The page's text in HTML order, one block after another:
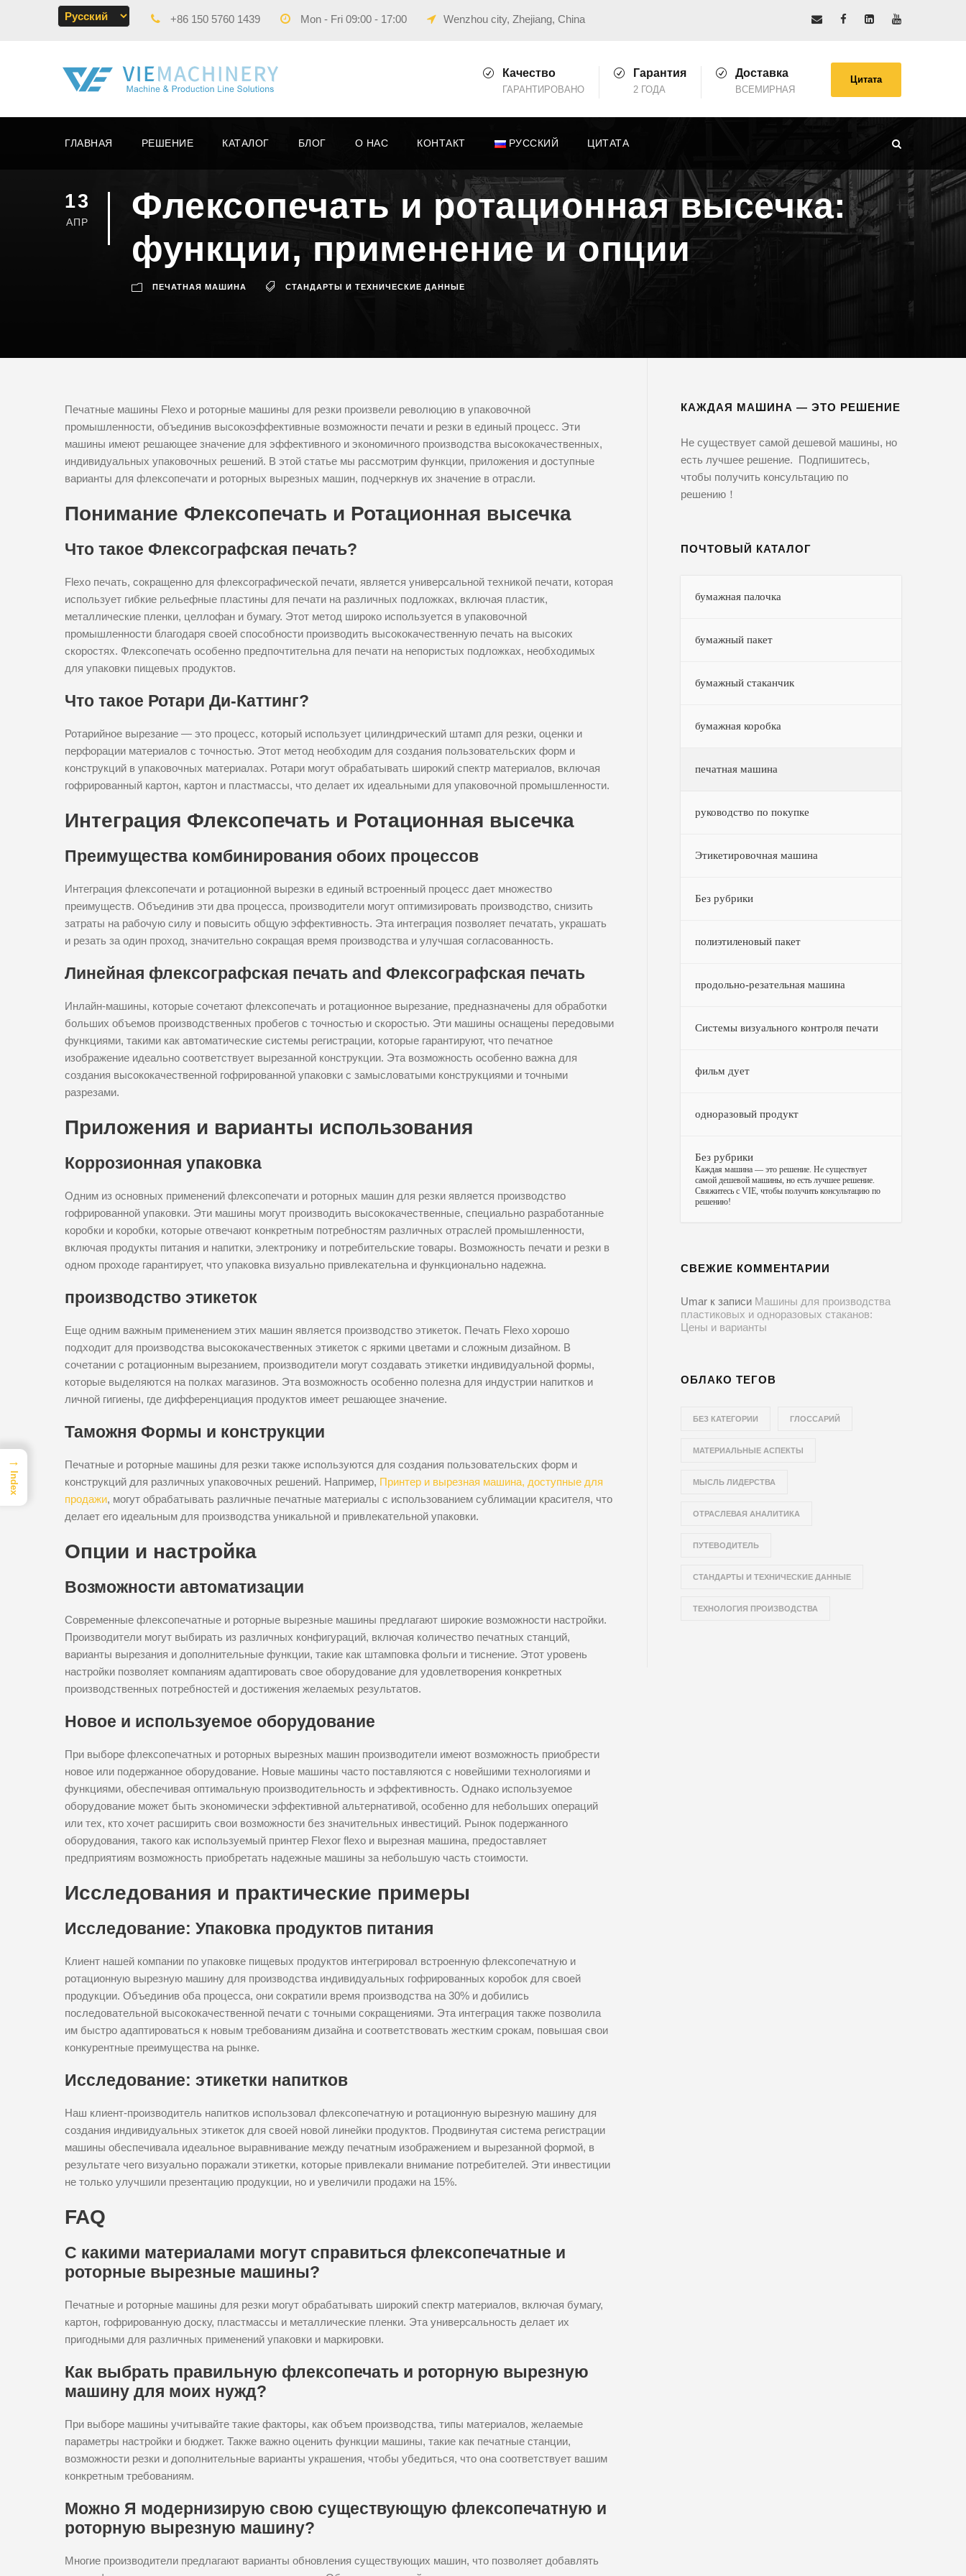
+86 150 5760 1439 Mon - Fri 09:00 - 17:00 Wenzhou city, Zhejiang, China
Качество
ГАРАНТИРОВАНО
Гарантия
2 ГОДА
Доставка
ВСЕМИРНАЯ
Цитата
ГЛАВНАЯ РЕШЕНИЕ КАТАЛОГ БЛОГ О НАС КОНТАКТ РУССКИЙ ЦИТАТА
13
АПР
Флексопечать и ротационная высечка:
функции, применение и опции
ПЕЧАТНАЯ МАШИНА СТАНДАРТЫ И ТЕХНИЧЕСКИЕ ДАННЫЕ
Печатные машины Flexo и роторные машины для резки произвели революцию в упаковочной
промышленности, объединив высокоэффективные возможности печати и резки в единый процесс. Эти
машины имеют решающее значение для эффективного и экономичного производства высококачественных,
индивидуальных упаковочных решений. В этой статье мы рассмотрим функции, приложения и доступные
варианты для флексопечати и роторных вырезных машин, подчеркнув их значение в отрасли.
Понимание Флексопечать и Ротационная высечка
Что такое Флексографская печать?
Flexo печать, сокращенно для флексографической печати, является универсальной техникой печати, которая
использует гибкие рельефные пластины для печати на различных подложках, включая пластик,
металлические пленки, целлофан и бумагу. Этот метод широко используется в упаковочной
промышленности благодаря своей способности производить высококачественную печать на высоких
скоростях. Флексопечать особенно предпочтительна для печати на непористых подложках, необходимых
для упаковки пищевых продуктов.
Что такое Ротари Ди-Каттинг?
Ротарийное вырезание — это процесс, который использует цилиндрический штамп для резки, оценки и
перфорации материалов с точностью. Этот метод необходим для создания пользовательских форм и
конструкций в упаковочных материалах. Ротари могут обрабатывать широкий спектр материалов, включая
гофрированный картон, картон и пластмассы, что делает их идеальными для упаковочной промышленности.
Интеграция Флексопечать и Ротационная высечка
Преимущества комбинирования обоих процессов
Интеграция флексопечати и ротационной вырезки в единый встроенный процесс дает множество
преимуществ. Объединив эти два процесса, производители могут оптимизировать производство, снизить
затраты на рабочую силу и повысить общую эффективность. Эта интеграция позволяет печатать, украшать
и резать за один проход, значительно сокращая время производства и улучшая согласованность.
Линейная флексографская печать and Флексографская печать
Инлайн-машины, которые сочетают флексопечать и ротационное вырезание, предназначены для обработки
больших объемов производственных пробегов с точностью и скоростью. Эти машины оснащены передовыми
функциями, такими как автоматические системы регистрации, которые гарантируют, что печатное
изображение идеально соответствует вырезанной конструкции. Эта возможность особенно важна для
создания высококачественной гофрированной упаковки с замысловатыми конструкциями и точными
разрезами.
Приложения и варианты использования
Коррозионная упаковка
Одним из основных применений флексопечати и роторных машин для резки является производство
гофрированной упаковки. Эти машины могут производить высококачественные, специально разработанные
коробки и коробки, которые отвечают конкретным потребностям различных отраслей промышленности,
включая продукты питания и напитки, электронику и потребительские товары. Возможность печати и резки в
одном проходе гарантирует, что упаковка визуально привлекательна и функционально надежна.
производство этикеток
Еще одним важным применением этих машин является производство этикеток. Печать Flexo хорошо
подходит для производства высококачественных этикеток с яркими цветами и сложным дизайном. В
сочетании с ротационным вырезанием, производители могут создавать этикетки индивидуальной формы,
которые выделяются на полках магазинов. Эта возможность особенно полезна для индустрии напитков и
личной гигиены, где дифференциация продуктов имеет решающее значение.
Таможня Формы и конструкции
Печатные и роторные машины для резки также используются для создания пользовательских форм и
конструкций для различных упаковочных решений. Например, Принтер и вырезная машина, доступные для
продажи, могут обрабатывать различные печатные материалы с использованием сублимации красителя, что
делает его идеальным для производства уникальной и привлекательной упаковки.
Опции и настройка
Возможности автоматизации
Современные флексопечатные и роторные вырезные машины предлагают широкие возможности настройки.
Производители могут выбирать из различных конфигураций, включая количество печатных станций,
варианты вырезания и дополнительные функции, такие как штамповка фольги и тиснение. Этот уровень
настройки позволяет компаниям адаптировать свое оборудование для удовлетворения конкретных
производственных потребностей и достижения желаемых результатов.
Новое и используемое оборудование
При выборе флексопечатных и роторных вырезных машин производители имеют возможность приобрести
новое или подержанное оборудование. Новые машины часто поставляются с новейшими технологиями и
функциями, обеспечивая оптимальную производительность и эффективность. Однако используемое
оборудование может быть экономически эффективной альтернативой, особенно для небольших операций
или тех, кто хочет расширить свои возможности без значительных инвестиций. Рынок подержанного
оборудования, такого как используемый принтер Flexor flexo и вырезная машина, предоставляет
предприятиям возможность приобретать надежные машины за небольшую часть стоимости.
Исследования и практические примеры
Исследование: Упаковка продуктов питания
Клиент нашей компании по упаковке пищевых продуктов интегрировал встроенную флексопечатную и
ротационную вырезную машину для производства индивидуальных гофрированных коробок для своей
продукции. Объединив оба процесса, они сократили время производства на 30% и добились
последовательной высококачественной печати с точными сокращениями. Эта интеграция также позволила
им быстро адаптироваться к новым требованиям дизайна и соответствовать жестким срокам, повышая свои
конкурентные преимущества на рынке.
Исследование: этикетки напитков
Наш клиент-производитель напитков использовал флексопечатную и ротационную вырезную машину для
создания индивидуальных этикеток для своей новой линейки продуктов. Продвинутая система регистрации
машины обеспечивала идеальное выравнивание между печатным изображением и вырезанной формой, в
результате чего визуально поражали этикетки, которые привлекали внимание потребителей. Эти инвестиции
не только улучшили презентацию продукции, но и увеличили продажи на 15%.
FAQ
С какими материалами могут справиться флексопечатные и
роторные вырезные машины?
Печатные и роторные машины для резки могут обрабатывать широкий спектр материалов, включая бумагу,
картон, гофрированную доску, пластмассы и металлические пленки. Эта универсальность делает их
пригодными для различных применений упаковки и маркировки.
Как выбрать правильную флексопечать и роторную вырезную
машину для моих нужд?
При выборе машины учитывайте такие факторы, как объем производства, типы материалов, желаемые
параметры настройки и бюджет. Также важно оценить функции машины, такие как печатные станции,
возможности резки и дополнительные варианты украшения, чтобы убедиться, что она соответствует вашим
конкретным требованиям.
Можно Я модернизирую свою существующую флексопечатную и
роторную вырезную машину?
Многие производители предлагают варианты обновления существующих машин, что позволяет добавлять
КАЖДАЯ МАШИНА — ЭТО РЕШЕНИЕ
Не существует самой дешевой машины, но
есть лучшее решение. Подпишитесь,
чтобы получить консультацию по
решению！
ПОЧТОВЫЙ КАТАЛОГ
бумажная палочка
бумажный пакет
бумажный стаканчик
бумажная коробка
печатная машина
руководство по покупке
Этикетировочная машина
Без рубрики
полиэтиленовый пакет
продольно-резательная машина
Системы визуального контроля печати
фильм дует
одноразовый продукт
Без рубрики
–
Каждая машина — это решение. Не существует
самой дешевой машины, но есть лучшее решение.
Свяжитесь с VIE, чтобы получить консультацию по
решению!
СВЕЖИЕ КОММЕНТАРИИ
Umar к записи Машины для производства
пластиковых и одноразовых стаканов:
Цены и варианты
ОБЛАКО ТЕГОВ
БЕЗ КАТЕГОРИИ ГЛОССАРИЙ
МАТЕРИАЛЬНЫЕ АСПЕКТЫ
МЫСЛЬ ЛИДЕРСТВА
ОТРАСЛЕВАЯ АНАЛИТИКА
ПУТЕВОДИТЕЛЬ
СТАНДАРТЫ И ТЕХНИЧЕСКИЕ ДАННЫЕ
ТЕХНОЛОГИЯ ПРОИЗВОДСТВА
→
Index